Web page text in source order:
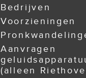
Bedrijven
Voorzieningen
Aanvragen
(alleen